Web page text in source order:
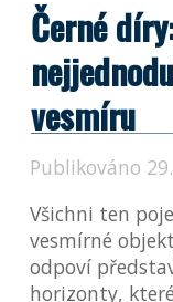
Černé
vesmíru
Publikováno
Všichni ten
vesmírné
odpoví
horizonty,